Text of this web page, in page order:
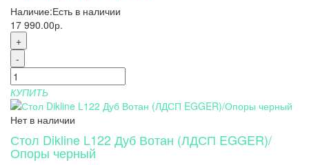
Наличие:Есть в наличии
17 990.00р.
+
-
КУПИТЬ
Нет в наличии
Стол Dikline L122 Дуб Вотан (ЛДСП EGGER)/
Опоры черный